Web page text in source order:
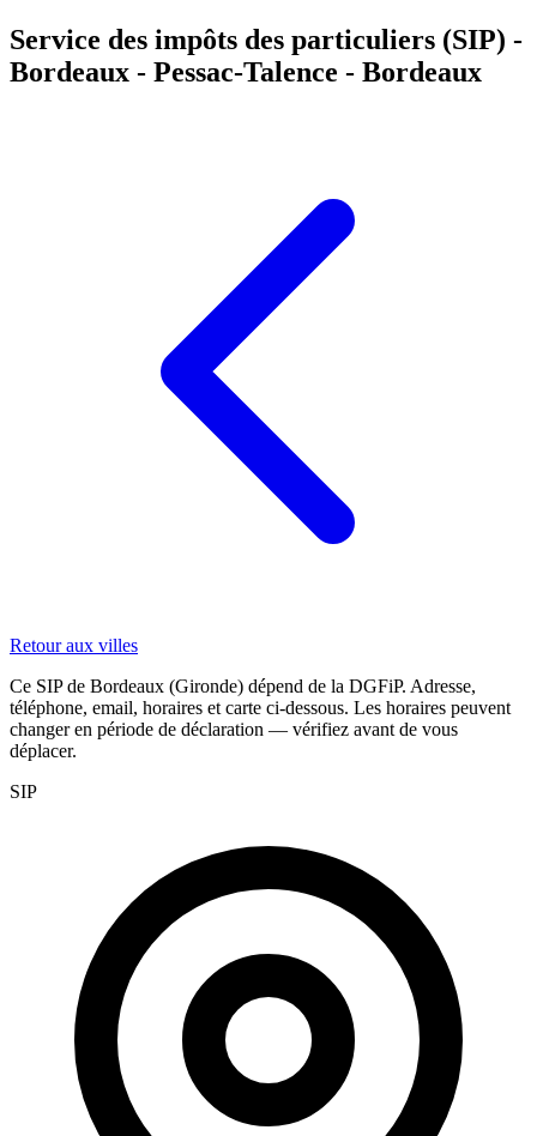
Service des impôts des particuliers (SIP) -
Bordeaux - Pessac-Talence - Bordeaux
Retour aux villes
Ce SIP de Bordeaux (Gironde) dépend de la DGFiP. Adresse,
téléphone, email, horaires et carte ci-dessous. Les horaires peuvent
changer en période de déclaration — vérifiez avant de vous
déplacer.
SIP